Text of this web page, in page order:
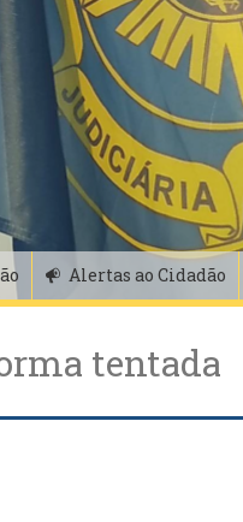
Alertas ao Cidadão
tentada